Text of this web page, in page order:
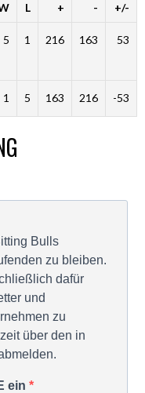
L + - +/-
5 1 216 163 53
1 5 163 216 -53
Bulls
zu bleiben.
dafür
und
zu
über den in
ein